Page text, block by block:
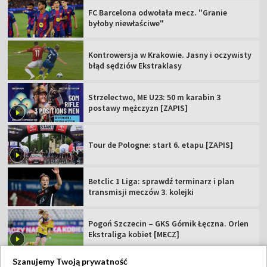
FC Barcelona odwołała mecz. "Granie
byłoby niewłaściwe"
Kontrowersja w Krakowie. Jasny i oczywisty
błąd sędziów Ekstraklasy
Strzelectwo, ME U23: 50 m karabin 3
postawy mężczyzn [ZAPIS]
Tour de Pologne: start 6. etapu [ZAPIS]
Betclic 1 Liga: sprawdź terminarz i plan
transmisji meczów 3. kolejki
Pogoń Szczecin – GKS Górnik Łęczna. Orlen
Ekstraliga kobiet [MECZ]
Szanujemy Twoją prywatność